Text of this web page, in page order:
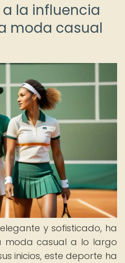
la influencia
moda casual
y sofisticado, ha
moda casual a lo largo
inicios, este deporte ha